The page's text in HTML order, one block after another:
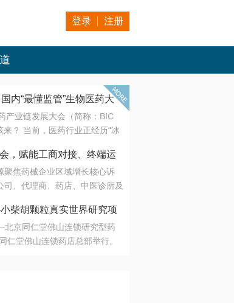
登录 注册
赋能工商对接、终端运营
内“最懂监管”生物医药大
产业链发展大会（简称：BIC
？ 当前，医药行业正经历“冰
药“最后一公里”的支付与入院
“内卷”已无出路，全产业链协
届大会以 “重构生态，定义未
剂、CGT、多肽与小核酸的技
致力于打破壁垒，让“实验
度对话，更让监管、产业、资
，赋能工商对接、终端运
聚焦药械企业区域增长核心诉
、代理商、药店、中医诊所及
柴胡颗粒真实世界研究项
京同仁堂佛山连锁研究型药
仁堂佛山连锁药店总部举行。